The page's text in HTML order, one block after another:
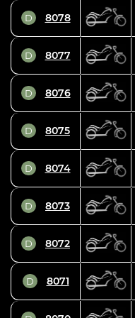
D 8078
D 8077
D 8076
D 8075
D 8074
D 8073
D 8072
D 8071